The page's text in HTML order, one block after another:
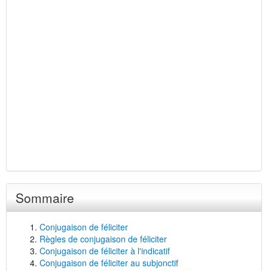
Sommaire
Conjugaison de féliciter
Règles de conjugaison de féliciter
Conjugaison de féliciter à l'indicatif
Conjugaison de féliciter au subjonctif